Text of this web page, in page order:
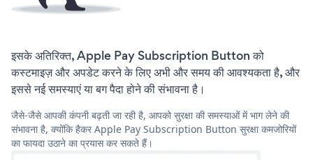
इसके अतिरिक्त, Apple Pay Subscription Button को
कस्टमाइज़ और अपडेट करने के लिए अभी और समय की आवश्यकता है, और
इससे नई समस्याएं या बग पैदा होने की संभावना है।
जैसे-जैसे आपकी कंपनी बढ़ती जा रही है, आपको सुरक्षा की समस्याओं में भाग लेने की
संभावना है, क्योंकि हैकर Apple Pay Subscription Button सुरक्षा कमजोरियों
का फायदा उठाने का प्रयास कर सकते हैं।